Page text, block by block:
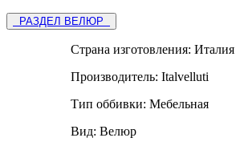
РАЗДЕЛ ВЕЛЮР
Страна изготовления: Италия
Производитель: Italvelluti
Тип оббивки: Мебельная
Вид: Велюр